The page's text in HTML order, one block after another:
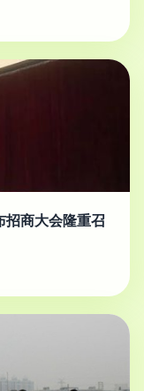
招商大会隆重召